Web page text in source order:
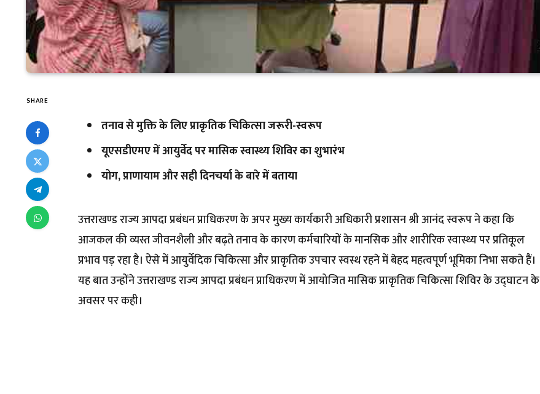
SHARE
तनाव से मुक्ति के लिए प्राकृतिक चिकित्सा जरूरी-स्वरूप
यूएसडीएमए में आयुर्वेद पर मासिक स्वास्थ्य शिविर का शुभारंभ
योग, प्राणायाम और सही दिनचर्या के बारे में बताया
उत्तराखण्ड राज्य आपदा प्रबंधन प्राधिकरण के अपर मुख्य कार्यकारी अधिकारी प्रशासन श्री आनंद स्वरूप ने कहा कि
आजकल की व्यस्त जीवनशैली और बढ़ते तनाव के कारण कर्मचारियों के मानसिक और शारीरिक स्वास्थ्य पर प्रतिकूल
प्रभाव पड़ रहा है। ऐसे में आयुर्वेदिक चिकित्सा और प्राकृतिक उपचार स्वस्थ रहने में बेहद महत्वपूर्ण भूमिका निभा सकते हैं।
यह बात उन्होंने उत्तराखण्ड राज्य आपदा प्रबंधन प्राधिकरण में आयोजित मासिक प्राकृतिक चिकित्सा शिविर के उद्घाटन के
अवसर पर कही।